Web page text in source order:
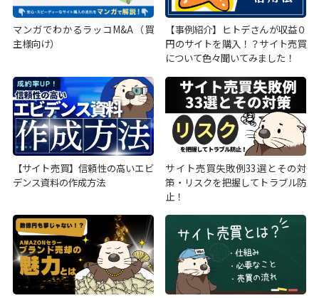
マンガでわかるラッコM&A（買
主様向け）
【事例紹介】ヒトデさんが収益０
円のサイトを購入！？サイト売買
について色々聞いてみました！
【サイト売買】信頼性の高いエビ
デンス資料の作成方法
サイト売買失敗例33選とその対
策・リスクを把握してトラブル防
止！